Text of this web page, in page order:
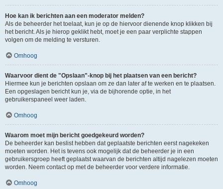
Hoe kan ik berichten aan een moderator melden?
Als de beheerder het toelaat, kun je op de hiervoor dienende knop klikken bij
het bericht. Als je hierop geklikt hebt, moet je een paar verplichte stappen
volgen om de melding te versturen.
Omhoog
Waarvoor dient de "Opslaan"-knop bij het plaatsen van een bericht?
Hiermee kun je berichten opslaan om ze dan later af te werken en te plaatsen.
Een opgeslagen bericht kun je, via de bijhorende optie, in het
gebruikerspaneel weer laden.
Omhoog
Waarom moet mijn bericht goedgekeurd worden?
De beheerder kan beslist hebben dat geplaatste berichten eerst nagekeken
moeten worden. Het is tevens ook mogelijk dat de beheerder je in een
gebruikersgroep heeft geplaatst waarvan de berichten altijd nagelezen moeten
worden. Neem contact op met de beheerder voor verdere informatie.
Omhoog